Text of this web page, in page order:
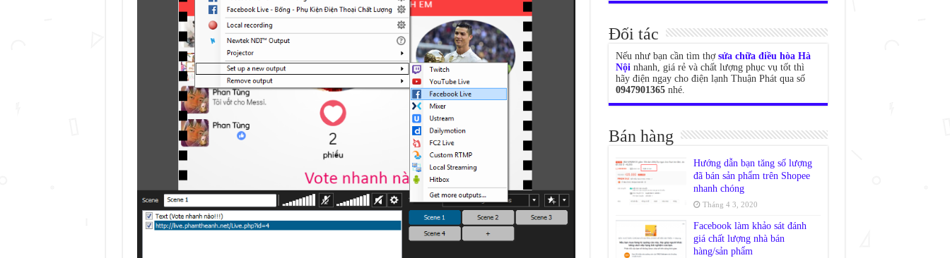
Đối tác
Nếu như bạn cần tìm thợ sửa chữa điều hòa Hà
Nộinhanh, giá rẻ và chất lượng phục vụ tốt thì
hãy điện ngay cho điện lạnh Thuận Phát qua số
0947901365nhé.
Bán hàng
Hướng dẫn bạn tăng số lượng
đã bán sản phẩm trên Shopee
nhanh chóng
Tháng 4 3, 2020
Facebook làm khảo sát đánh
giá chất lượng nhà bán
hàng/sản phẩm